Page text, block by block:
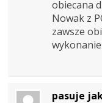
obiecana
Nowak z
zawsze
pasuje